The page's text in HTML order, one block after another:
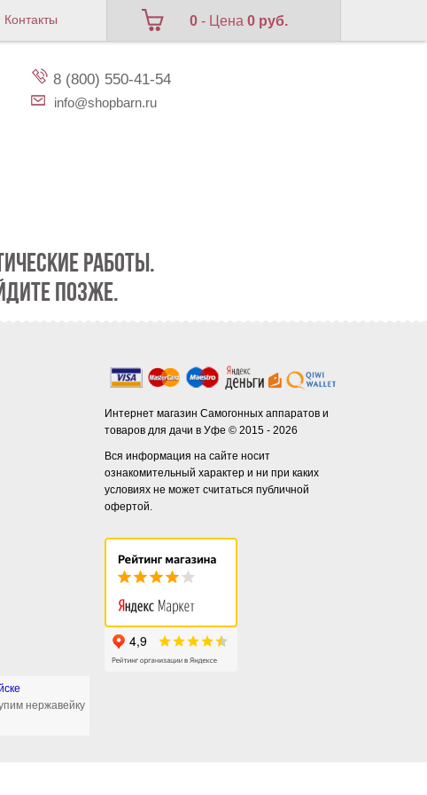
Контакты 0 - Цена0 руб.
8 (800) 550-41-54
info@shopbarn.ru
РАБОТЫ.
ПОЗЖЕ.
Интернет магазин Самогонных аппаратов и
товаров для дачи в Уфе © 2015 - 2026
Вся информация на сайте носит
ознакомительный характер и ни при каких
условиях не может считаться публичной
офертой.
нержавейку